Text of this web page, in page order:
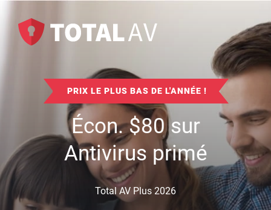
PRIX LE PLUS BAS DE L'ANNÉE !
Écon.$80sur
Antivirus primé
Total AV Plus 2026